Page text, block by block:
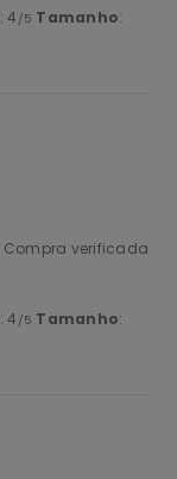
: 4 /5 Tamanho:
Compra verificada
: 4 /5 Tamanho: